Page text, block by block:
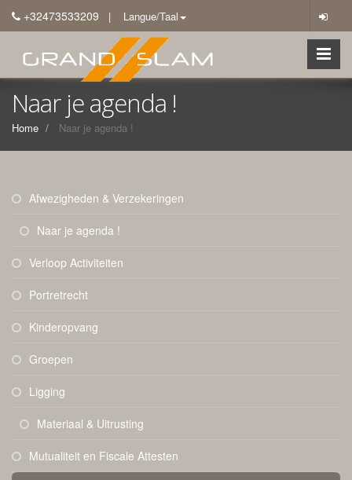
+32473533209 | Langue/Taal
Naar je agenda !
Home Naar je agenda !
Afwezigheden & Verzekeringen
Naar je agenda !
Verloop Activiteiten
Portretrecht
Kinderopvang
Groepen
Ligging
Materiaal & Uitrusting
Mutualiteit en Fiscale Attesten